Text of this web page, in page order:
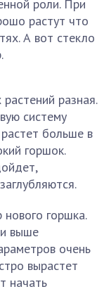
роли. При
растут что
А вот стекло
разная.
систему
больше в
горшок.
горшка.
выше
очень
вырастет
начать